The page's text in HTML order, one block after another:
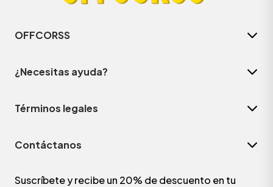
OFFCORSS
¿Necesitas ayuda?
Términos legales
Contáctanos
Suscríbete y recibe un 20% de descuento en tu